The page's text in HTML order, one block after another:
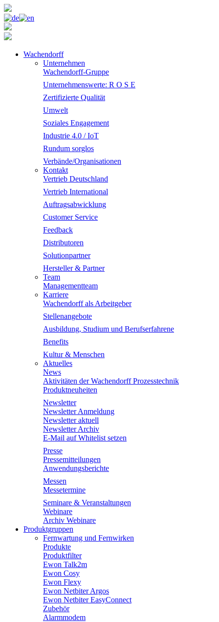
Wachendorff
Unternehmen
Wachendorff-Gruppe
Unternehmenswerte: R O S E
Zertifizierte Qualität
Umwelt
Soziales Engagement
Industrie 4.0 / IoT
Rundum sorglos
Verbände/Organisationen
Kontakt
Vertrieb Deutschland
Vertrieb International
Auftragsabwicklung
Customer Service
Feedback
Distributoren
Solutionpartner
Hersteller & Partner
Team
Managementteam
Karriere
Wachendorff als Arbeitgeber
Stellenangebote
Ausbildung, Studium und Berufserfahrene
Benefits
Kultur & Menschen
Aktuelles
News
Aktivitäten der Wachendorff Prozesstechnik
Produktneuheiten
Newsletter
Newsletter Anmeldung
Newsletter aktuell
Newsletter Archiv
E-Mail auf Whitelist setzen
Presse
Pressemitteilungen
Anwendungsberichte
Messen
Messetermine
Seminare & Veranstaltungen
Webinare
Archiv Webinare
Produktgruppen
Fernwartung und Fernwirken
Produkte
Produktfilter
Ewon Talk2m
Ewon Cosy
Ewon Flexy
Ewon Netbiter Argos
Ewon Netbiter EasyConnect
Zubehör
Alarmmodem